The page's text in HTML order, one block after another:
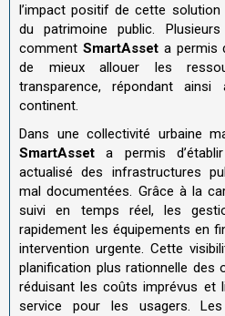
l’impact positif de cette
du patrimoine public.
comment SmartAsset a permis
de mieux allouer les
transparence, répondant
continent.
Dans une collectivité urbaine
SmartAsseta permis
actualisé des infrastructures
mal documentées. Grâce à la
suivi en temps réel, les
rapidement les équipements en
intervention urgente. Cette
planification plus rationnelle des
réduisant les coûts imprévus et
service pour les usagers.